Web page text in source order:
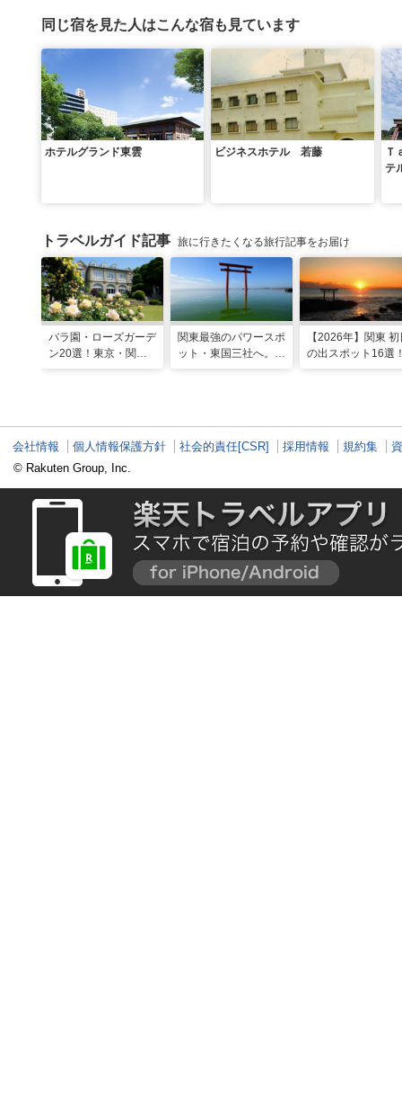
同じ宿を見た人はこんな宿も見ています
ホテルグランド東雲 ビジネスホテル 若藤
Ｔ
テ
トラベルガイド記事 旅に行きたくなる旅行記事をお届け
バラ園・ローズガーデ
ン20選！東京・関東
関東最強のパワースポ
ット・東国三社へ。初
【2026年】関東 初
の出スポット16選
会社情報 個人情報保護方針 社会的責任[CSR] 採用情報 規約集
© Rakuten Group, Inc.